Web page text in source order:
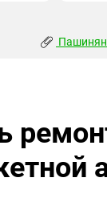
Пашинян